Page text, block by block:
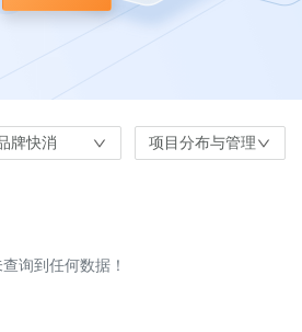
牌快消 项目分布与管理
查询到任何数据！